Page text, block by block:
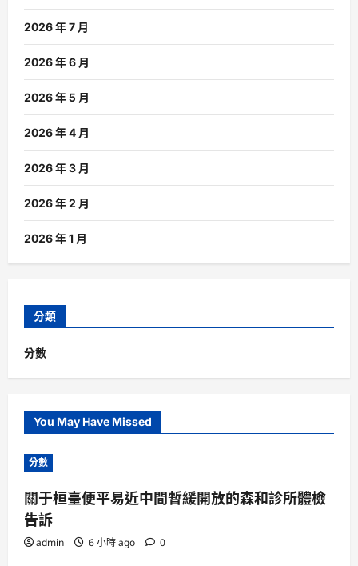
2026 年 7 月
2026 年 6 月
2026 年 5 月
2026 年 4 月
2026 年 3 月
2026 年 2 月
2026 年 1 月
分類
分數
You May Have Missed
分數
關于桓臺便平易近中間暫緩開放的森和診所體檢
告訴
admin 6 小時 ago 0